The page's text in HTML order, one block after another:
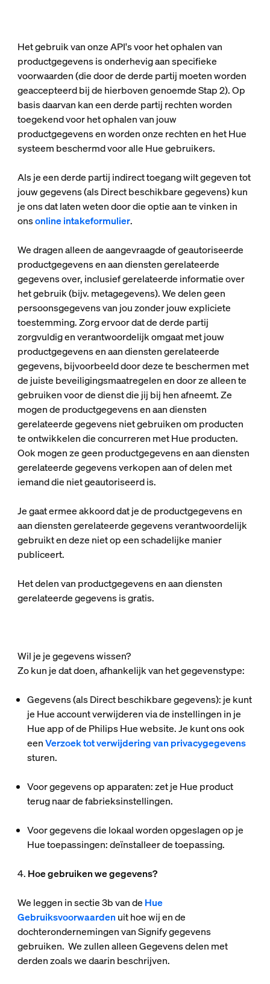
Het gebruik van onze API's voor het ophalen van
productgegevens is onderhevig aan specifieke
voorwaarden (die door de derde partij moeten worden
geaccepteerd bij de hierboven genoemde Stap 2). Op
basis daarvan kan een derde partij rechten worden
toegekend voor het ophalen van jouw
productgegevens en worden onze rechten en het Hue
systeem beschermd voor alle Hue gebruikers.
Als je een derde partij indirect toegang wilt gegeven tot
jouw gegevens (als Direct beschikbare gegevens) kun
je ons dat laten weten door die optie aan te vinken in
onsonline intakeformulier.
We dragen alleen de aangevraagde of geautoriseerde
productgegevens en aan diensten gerelateerde
gegevens over, inclusief gerelateerde informatie over
het gebruik (bijv. metagegevens). We delen geen
persoonsgegevens van jou zonder jouw expliciete
toestemming. Zorg ervoor dat de derde partij
zorgvuldig en verantwoordelijk omgaat met jouw
productgegevens en aan diensten gerelateerde
gegevens, bijvoorbeeld door deze te beschermen met
de juiste beveiligingsmaatregelen en door ze alleen te
gebruiken voor de dienst die jij bij hen afneemt. Ze
mogen de productgegevens en aan diensten
gerelateerde gegevens niet gebruiken om producten
te ontwikkelen die concurreren met Hue producten.
Ook mogen ze geen productgegevens en aan diensten
gerelateerde gegevens verkopen aan of delen met
iemand die niet geautoriseerd is.
Je gaat ermee akkoord dat je de productgegevens en
aan diensten gerelateerde gegevens verantwoordelijk
gebruikt en deze niet op een schadelijke manier
publiceert.
Het delen van productgegevens en aan diensten
gerelateerde gegevens is gratis.
Wil je je gegevens wissen?
Zo kun je dat doen, afhankelijk van het gegevenstype:
Gegevens (als Direct beschikbare gegevens): je kunt
je Hue account verwijderen via de instellingen in je
Hue app of de Philips Hue website. Je kunt ons ook
eenVerzoek tot verwijdering van privacygegevens
sturen.
Voor gegevens op apparaten:zet je Hue product
terug naar de fabrieksinstellingen.
Voor gegevens die lokaal worden opgeslagen op je
Hue toepassingen:deïnstalleer de toepassing.
4. Hoe gebruiken we gegevens?
We leggen in sectie 3b van de Hue
Gebruiksvoorwaarden uit hoe wij en de
dochterondernemingen van Signify gegevens
gebruiken. We zullen alleen Gegevens delen met
derden zoals we daarin beschrijven.